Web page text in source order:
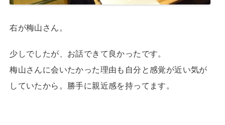
右が梅山さん。
少しでしたが、お話できて良かったです。
梅山さんに会いたかった理由も自分と感覚が近い気が
していたから。勝手に親近感を持ってます。